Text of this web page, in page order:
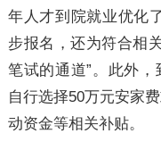
年人才到院就业优化
步报名，还为符合相
笔试的通道”。此外
自行选择50万元安家
动资金等相关补贴。